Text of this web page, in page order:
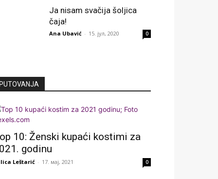
Ja nisam svačija šoljica
čaja!
Ana Ubavić - 15. јул, 2020 0
PUTOVANJA
10: Ženski kupaći kostimi za
godinu
Leštarić - 17. мај, 2021 0